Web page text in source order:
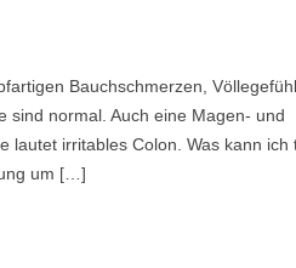
SCHLUSSSEMINARE
PRAXISSEMINARE
VORTRÄGE EXTERN
VIDEOS
NACH THEMENGEBIETEN
Bauchschmerzen,
sind normal. Auch eine Magen- und
lautet irritables Colon. Was kann ich
um […]